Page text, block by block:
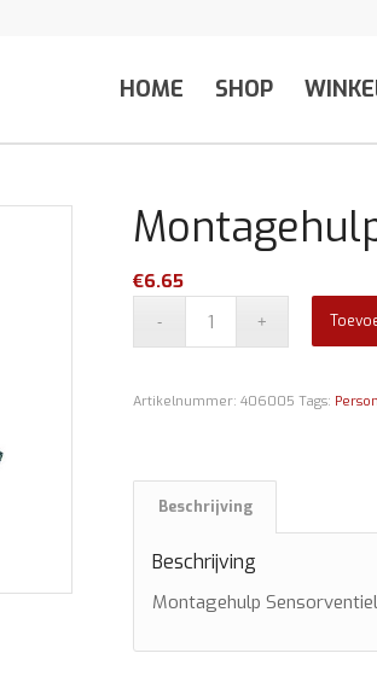
HOME SHOP
€6.65
Artikelnummer:406005 Tags:
Beschrijving
Beschrijving
Montagehulp